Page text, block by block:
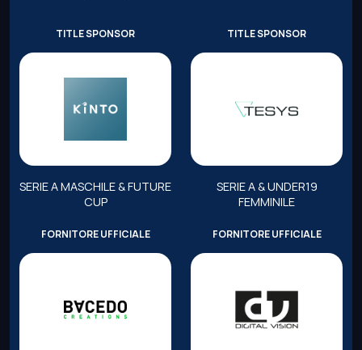
TITLE SPONSOR
SERIE A MASCHILE & FUTURE
CUP
TITLE SPONSOR
SERIE A & UNDER19
FEMMINILE
FORNITORE UFFICIALE FORNITORE UFFICIALE